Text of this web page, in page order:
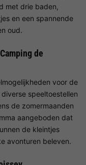
met drie baden,
en een spannende
oud.
de
voor de
speeltoestellen
de zomermaanden
aangeboden dat
de kleintjes
avonturen beleven.